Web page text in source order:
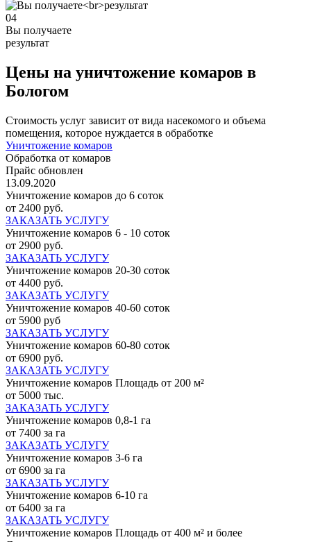
04
Вы получаете
результат
Цены на уничтожение комаров в
Бологом
Стоимость услуг зависит от вида насекомого и объема
помещения, которое нуждается в обработке
Уничтожение комаров
Обработка от комаров
Прайс обновлен
13.09.2020
Уничтожение комаров до 6 соток
от 2400 руб.
ЗАКАЗАТЬ УСЛУГУ
Уничтожение комаров 6 - 10 соток
от 2900 руб.
ЗАКАЗАТЬ УСЛУГУ
Уничтожение комаров 20-30 соток
от 4400 руб.
ЗАКАЗАТЬ УСЛУГУ
Уничтожение комаров 40-60 соток
от 5900 руб
ЗАКАЗАТЬ УСЛУГУ
Уничтожение комаров 60-80 соток
от 6900 руб.
ЗАКАЗАТЬ УСЛУГУ
Уничтожение комаров Площадь от 200 м²
от 5000 тыс.
ЗАКАЗАТЬ УСЛУГУ
Уничтожение комаров 0,8-1 га
от 7400 за га
ЗАКАЗАТЬ УСЛУГУ
Уничтожение комаров 3-6 га
от 6900 за га
ЗАКАЗАТЬ УСЛУГУ
Уничтожение комаров 6-10 га
от 6400 за га
ЗАКАЗАТЬ УСЛУГУ
Уничтожение комаров Площадь от 400 м² и более